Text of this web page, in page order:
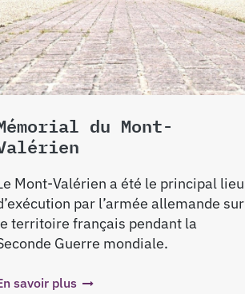
du Mont-
Mont-Valérien a été le principal lieu
par l’armée allemande sur
territoire français pendant la
Guerre mondiale.
savoir plus